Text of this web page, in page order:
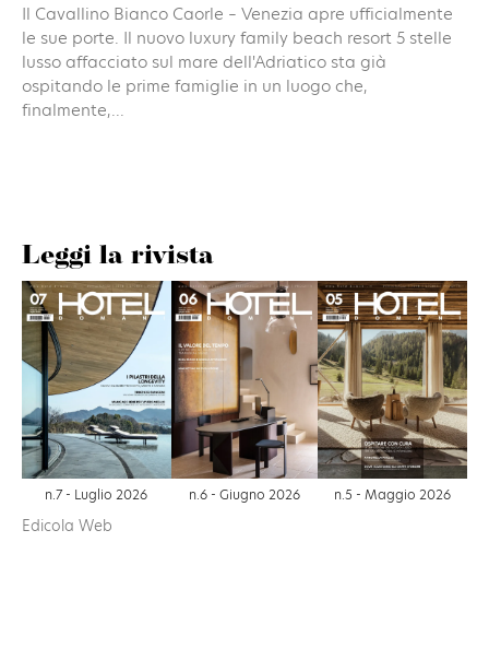
Il Cavallino Bianco Caorle – Venezia apre ufficialmente
le sue porte. Il nuovo luxury family beach resort 5 stelle
lusso affacciato sul mare dell'Adriatico sta già
ospitando le prime famiglie in un luogo che,
finalmente,...
Leggi la rivista
n.7 - Luglio 2026 n.6 - Giugno 2026 n.5 - Maggio 2026
Edicola Web